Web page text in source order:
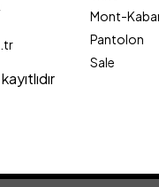
Mont-
Pantolon
Sale